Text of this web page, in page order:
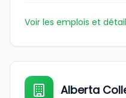
Voir les emplois et
Alberta